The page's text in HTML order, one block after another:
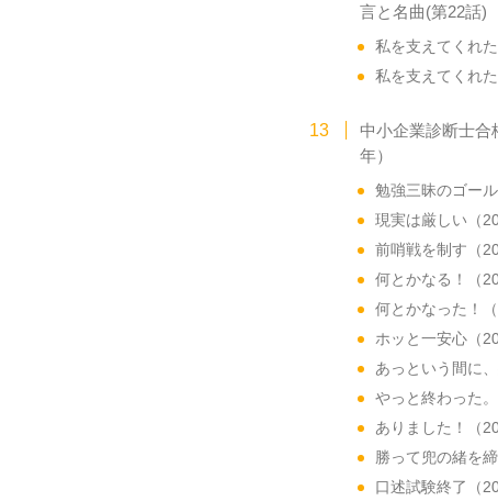
言と名曲(第22話)
私を支えてくれ
私を支えてくれ
中小企業診断士合
年）
勉強三昧のゴー
現実は厳しい（
前哨戦を制す（
何とかなる！（
何とかなった！（
ホッと一安心（
あっという間に
やっと終わった
ありました！（
勝って兜の緒を
口述試験終了（